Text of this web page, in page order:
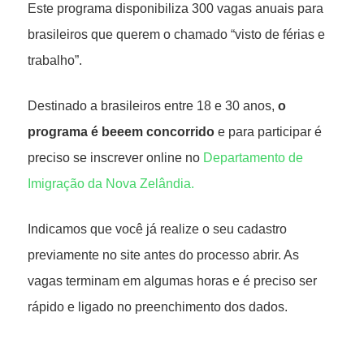
Este programa disponibiliza 300 vagas anuais para
brasileiros que querem o chamado “visto de férias e
trabalho”.
Destinado a brasileiros entre 18 e 30 anos, o
programa é beeem concorridoe para participar é
preciso se inscrever online noDepartamento de
Imigração da Nova Zelândia.
Indicamos que você já realize o seu cadastro
previamente no site antes do processo abrir. As
vagas terminam em algumas horas e é preciso ser
rápido e ligado no preenchimento dos dados.